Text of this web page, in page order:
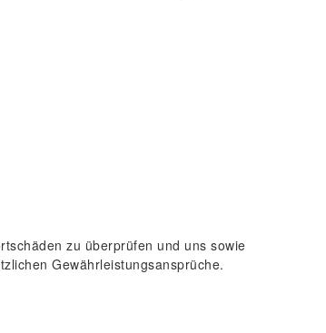
zu überprüfen und uns sowie
Gewährleistungsansprüche.